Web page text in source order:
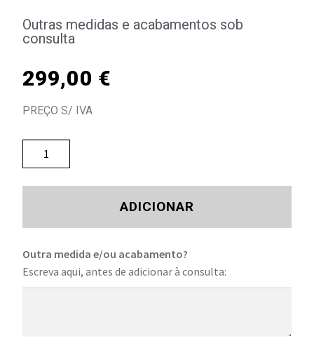
Outras medidas e acabamentos sob
consulta
299,00 €
PREÇO S/ IVA
ADICIONAR
Outra medida e/ou acabamento?
Escreva aqui, antes de adicionar à consulta: